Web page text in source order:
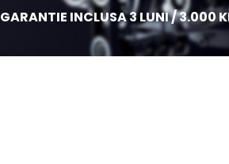
GARANTIE INCLUSA 3 LUNI / 3.000